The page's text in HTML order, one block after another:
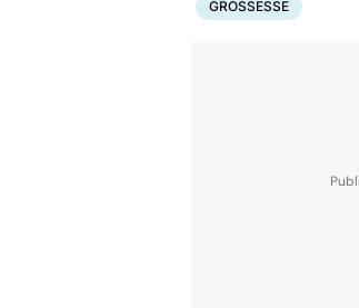
GROSSESSE